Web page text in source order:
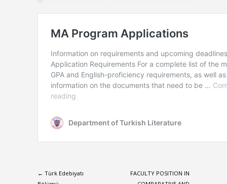
← Türk Edebiyatı
FACULTY POSITION IN